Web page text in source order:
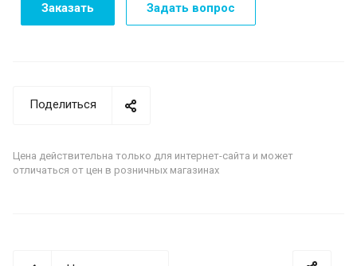
Заказать Задать вопрос
Поделиться
Цена действительна только для интернет-сайта и может
отличаться от цен в розничных магазинах